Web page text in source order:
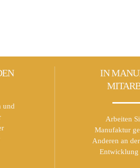
und
IN
Arbeiten
Manufaktur
Anderen an
Entwicklung